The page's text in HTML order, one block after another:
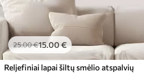
25.00€15.00€
Reljefiniai lapai šiltų smėlio atspalvių